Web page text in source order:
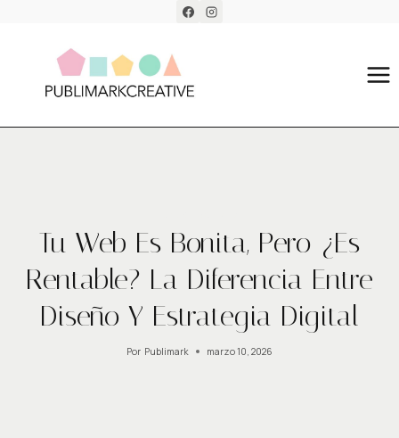
Tu Web Es Bonita, Pero ¿es
Rentable? La Diferencia Entre
Diseño Y Estrategia Digital
Por Publimark marzo 10, 2026